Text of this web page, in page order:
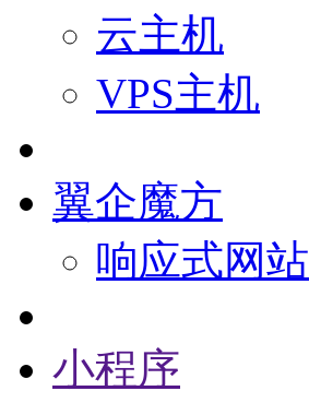
云主机
VPS主机
翼企魔方
响应式网站
小程序